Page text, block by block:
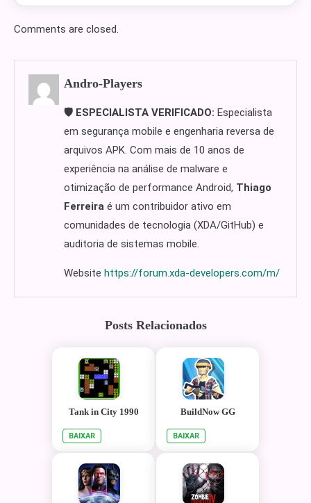
Comments are closed.
Andro-Players
🛡️ ESPECIALISTA VERIFICADO: Especialista
em segurança mobile e engenharia reversa de
arquivos APK. Com mais de 10 anos de
experiência na análise de malware e
otimização de performance Android, Thiago
Ferreira é um contribuidor ativo em
comunidades de tecnologia (XDA/GitHub) e
auditoria de sistemas mobile.
Website https://forum.xda-developers.com/m/
Posts Relacionados
Tank in City 1990
BAIXAR
BuildNow GG
BAIXAR